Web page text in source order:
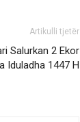
Artikulli tjetër
Salurkan 2 Ekor
Iduladha 1447 H